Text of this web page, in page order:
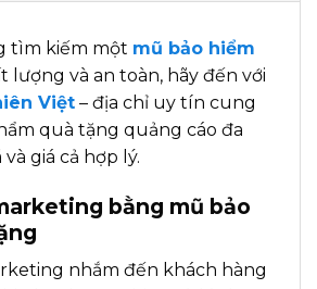
tìm kiếm một mũ bảo hiểm
lượng và an toàn, hãy đến với
Việt – địa chỉ uy tín cung
quà tặng quảng cáo đa
giá cả hợp lý.
bằng mũ bảo
nhắm đến khách hàng